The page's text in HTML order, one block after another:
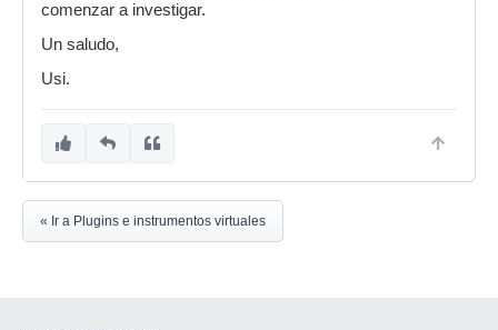
comenzar a investigar.
Un saludo,
Usi.
« Ir a Plugins e instrumentos virtuales